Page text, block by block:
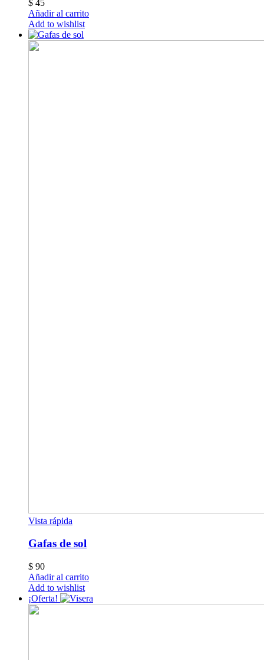
$ 45
Añadir al carrito
Add to wishlist
Vista rápida
Gafas de sol
$ 90
Añadir al carrito
Add to wishlist
¡Oferta!